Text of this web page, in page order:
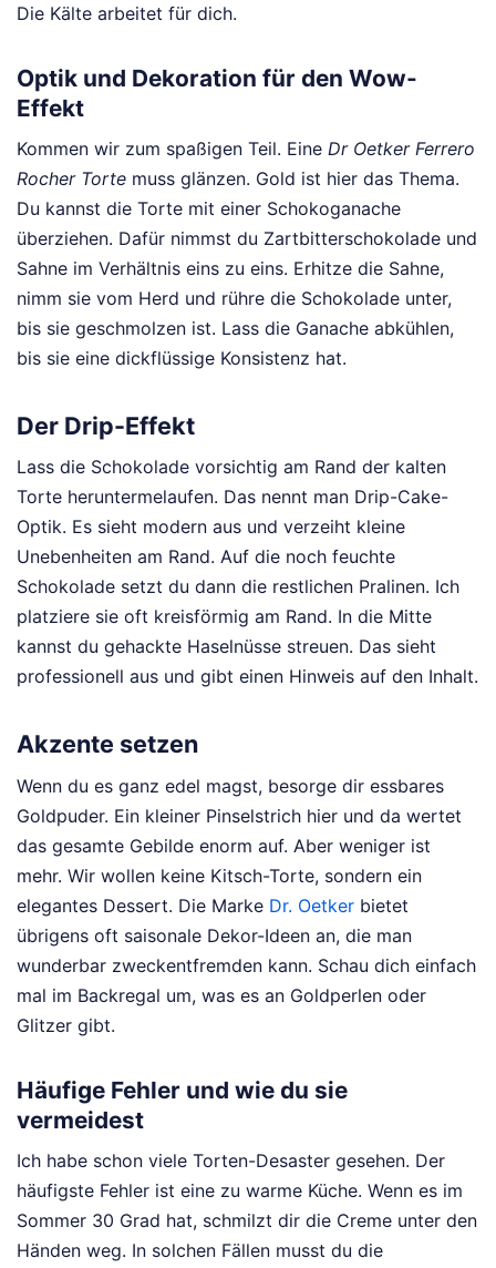
Die Kälte arbeitet für dich.
Optik und Dekoration für den Wow-
Effekt
Kommen wir zum spaßigen Teil. Eine Dr Oetker Ferrero
Rocher Torte muss glänzen. Gold ist hier das Thema.
Du kannst die Torte mit einer Schokoganache
überziehen. Dafür nimmst du Zartbitterschokolade und
Sahne im Verhältnis eins zu eins. Erhitze die Sahne,
nimm sie vom Herd und rühre die Schokolade unter,
bis sie geschmolzen ist. Lass die Ganache abkühlen,
bis sie eine dickflüssige Konsistenz hat.
Der Drip-Effekt
Lass die Schokolade vorsichtig am Rand der kalten
Torte heruntermelaufen. Das nennt man Drip-Cake-
Optik. Es sieht modern aus und verzeiht kleine
Unebenheiten am Rand. Auf die noch feuchte
Schokolade setzt du dann die restlichen Pralinen. Ich
platziere sie oft kreisförmig am Rand. In die Mitte
kannst du gehackte Haselnüsse streuen. Das sieht
professionell aus und gibt einen Hinweis auf den Inhalt.
Akzente setzen
Wenn du es ganz edel magst, besorge dir essbares
Goldpuder. Ein kleiner Pinselstrich hier und da wertet
das gesamte Gebilde enorm auf. Aber weniger ist
mehr. Wir wollen keine Kitsch-Torte, sondern ein
elegantes Dessert. Die Marke Dr. Oetker bietet
übrigens oft saisonale Dekor-Ideen an, die man
wunderbar zweckentfremden kann. Schau dich einfach
mal im Backregal um, was es an Goldperlen oder
Glitzer gibt.
Häufige Fehler und wie du sie
vermeidest
Ich habe schon viele Torten-Desaster gesehen. Der
häufigste Fehler ist eine zu warme Küche. Wenn es im
Sommer 30 Grad hat, schmilzt dir die Creme unter den
Händen weg. In solchen Fällen musst du die